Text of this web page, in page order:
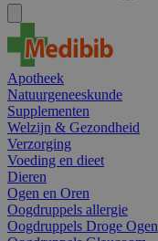
Apotheek
Natuurgeneeskunde
Supplementen
Welzijn & Gezondheid
Verzorging
Voeding en dieet
Dieren
Ogen en Oren
Oogdruppels allergie
Oogdruppels Droge Ogen